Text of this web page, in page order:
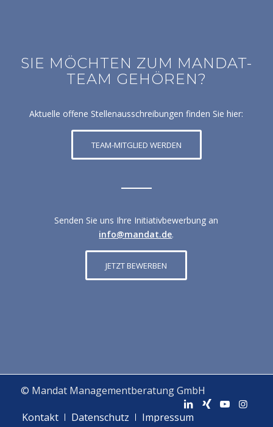
SIE MÖCHTEN ZUM MANDAT-
TEAM GEHÖREN?
Aktuelle offene Stellenausschreibungen finden Sie hier:
TEAM-MITGLIED WERDEN
Senden Sie uns Ihre Initiativbewerbung an
info@mandat.de.
JETZT BEWERBEN
© Mandat Managementberatung GmbH
Kontakt
Datenschutz Impressum